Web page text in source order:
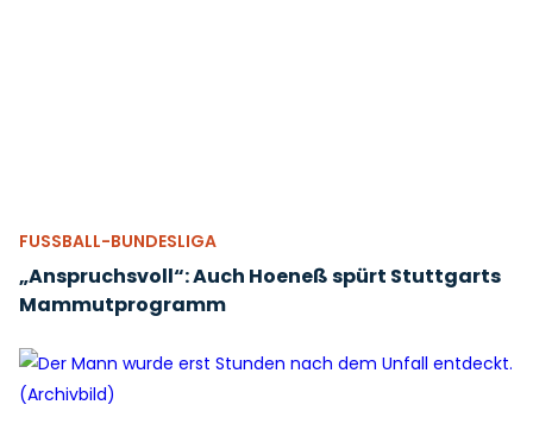
FUSSBALL-BUNDESLIGA
„Anspruchsvoll“: Auch Hoeneß spürt Stuttgarts
Mammutprogramm